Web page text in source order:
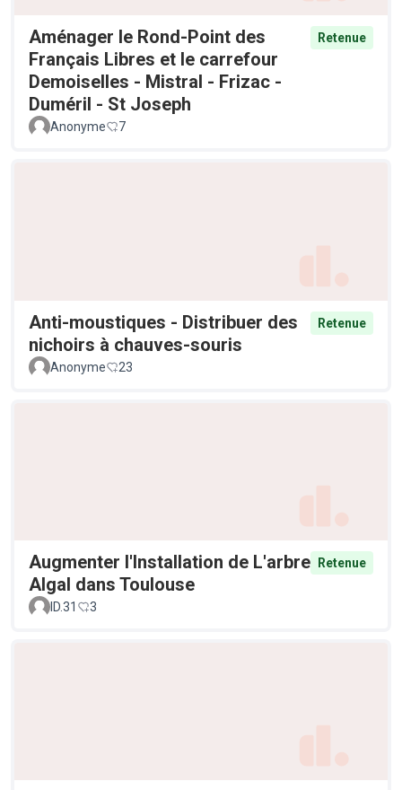
Aménager le Rond-Point des
Français Libres et le carrefour
Demoiselles - Mistral - Frizac -
Duméril - St Joseph
Retenue
Anonyme 7
Anti-moustiques - Distribuer des
nichoirs à chauves-souris
Retenue
Anonyme 23
Augmenter l'Installation de L'arbre
Algal dans Toulouse
Retenue
ID.31 3